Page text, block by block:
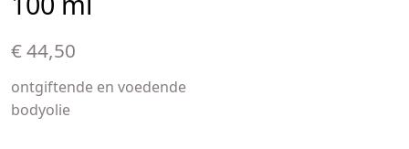
€ 44,50
ontgiftende en voedende
bodyolie